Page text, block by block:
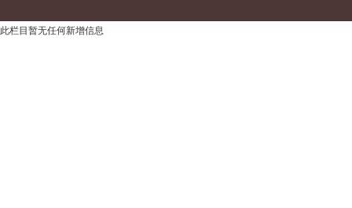
此栏目暂无任何新增信息